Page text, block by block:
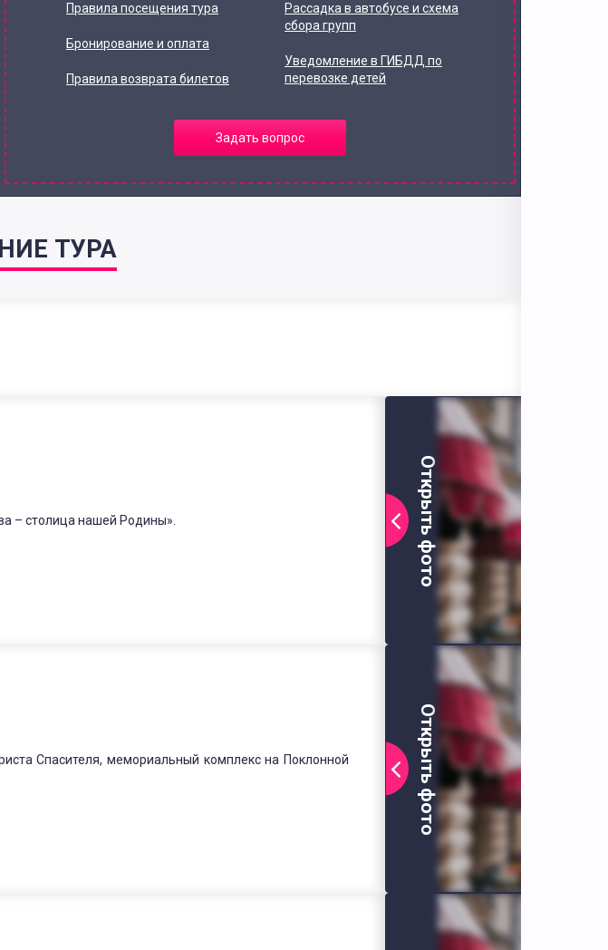
Правила посещения тура
Бронирование и оплата
Правила возврата билетов
Рассадка в автобусе и схема
сбора групп
Уведомление в ГИБДД по
перевозке детей
Задать вопрос
ТУРА
– столица нашей Родины». Открыть фото
Спасителя, мемориальный комплекс на Поклонной
Открыть фото